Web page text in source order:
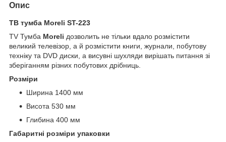
Опис
ТВ тумба Moreli ST-223
TV Тумба Moreli дозволить не тільки вдало розмістити
великий телевізор, а й розмістити книги, журнали, побутову
техніку та DVD диски, а висувні шухляди вирішать питання зі
зберіганням різних побутових дрібниць.
Розміри
Ширина 1400 мм
Висота 530 мм
Глибина 400 мм
Габаритні розміри упаковки